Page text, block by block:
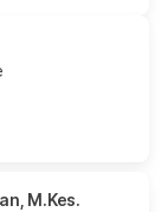
M.Kes.